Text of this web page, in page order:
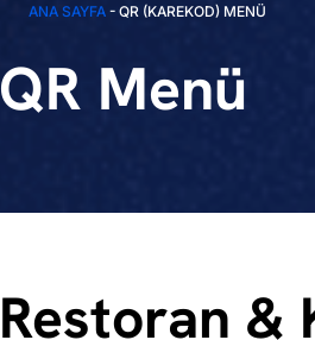
ANA SAYFA - QR (KAREKOD) MENÜ
QR Menü
Restoran &